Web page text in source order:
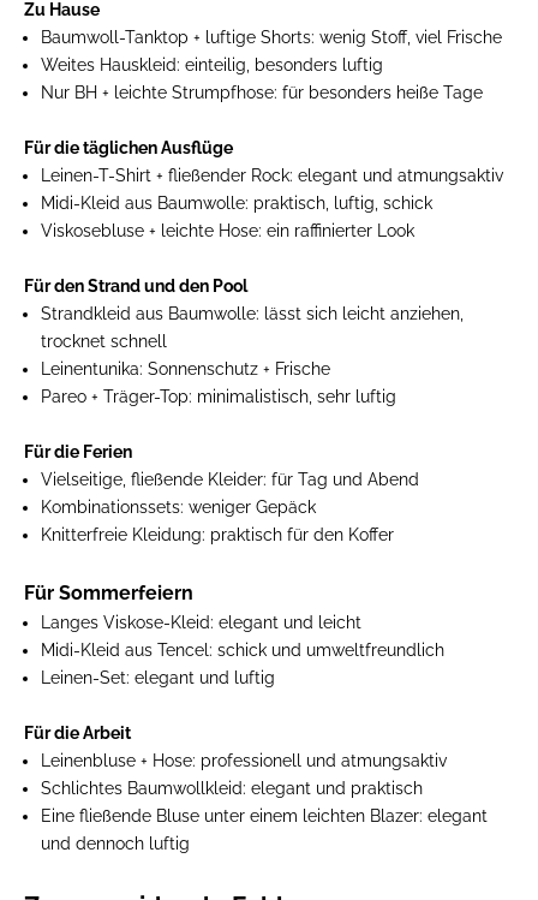
Zu Hause
Baumwoll-Tanktop + luftige Shorts: wenig Stoff, viel Frische
Weites Hauskleid: einteilig, besonders luftig
Nur BH + leichte Strumpfhose: für besonders heiße Tage
Für die täglichen Ausflüge
Leinen-T-Shirt + fließender Rock: elegant und atmungsaktiv
Midi-Kleid aus Baumwolle: praktisch, luftig, schick
Viskosebluse + leichte Hose: ein raffinierter Look
Für den Strand und den Pool
Strandkleid aus Baumwolle: lässt sich leicht anziehen,
trocknet schnell
Leinentunika: Sonnenschutz + Frische
Pareo + Träger-Top: minimalistisch, sehr luftig
Für die Ferien
Vielseitige, fließende Kleider: für Tag und Abend
Kombinationssets: weniger Gepäck
Knitterfreie Kleidung: praktisch für den Koffer
Für Sommerfeiern
Langes Viskose-Kleid: elegant und leicht
Midi-Kleid aus Tencel: schick und umweltfreundlich
Leinen-Set: elegant und luftig
Für die Arbeit
Leinenbluse + Hose: professionell und atmungsaktiv
Schlichtes Baumwollkleid: elegant und praktisch
Eine fließende Bluse unter einem leichten Blazer: elegant
und dennoch luftig